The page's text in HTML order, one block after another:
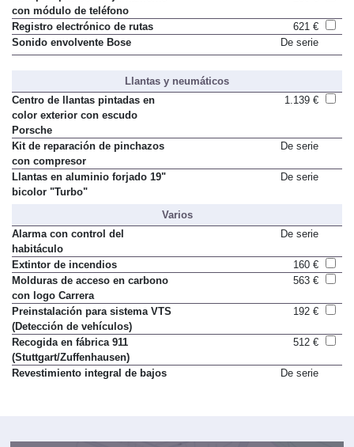
Receptor pasivo conjuntamente
con módulo de teléfono
Registro electrónico de rutas
621 €
Sonido envolvente Bose
De serie
Llantas y neumáticos
Centro de llantas pintadas en
color exterior con escudo
Porsche
Kit de reparación de pinchazos
con compresor
Llantas en aluminio forjado 19"
Varios
Alarma con control del
habitáculo
Extintor de incendios
160 €
Molduras de acceso en carbono
con logo Carrera
Preinstalación para sistema VTS
(Detección de vehículos)
Recogida en fábrica 911
(Stuttgart/Zuffenhausen)